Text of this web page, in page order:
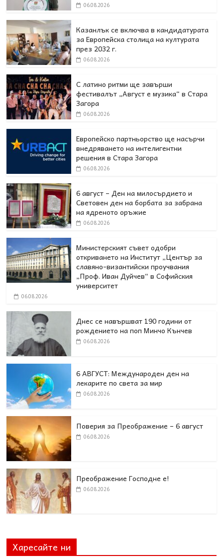
06.08.2026
Казанлък се включва в кандидатурата
за Европейска столица на културата
през 2032 г.
06.08.2026
С латино ритми ще завърши
фестивалът „Август е музика“ в Стара
Загора
06.08.2026
Европейско партньорство ще насърчи
внедряването на интелигентни
решения в Стара Загора
06.08.2026
6 август – Ден на милосърдието и
Световен ден на борбата за забрана
на ядреното оръжие
06.08.2026
Министерският съвет одобри
откриването на Институт „Център за
славяно-византийски проучвания
„Проф. Иван Дуйчев“ в Софийския
университет
06.08.2026
Днес се навършват 190 години от
рождението на поп Минчо Кънчев
06.08.2026
6 АВГУСТ: Международен ден на
лекарите по света за мир
06.08.2026
Поверия за Преображение – 6 август
06.08.2026
Преображение Господне е!
06.08.2026
Харесайте ни